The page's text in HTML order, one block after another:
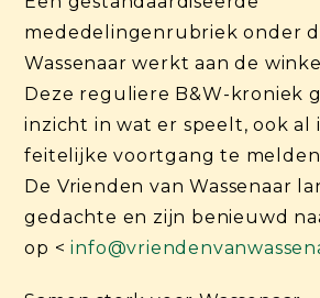
mededelingenrubriek onder
Wassenaar werkt aan de
Deze reguliere B&W-kroniek
inzicht in wat er speelt, ook al
feitelijke voortgang te
De Vrienden van Wassenaar
gedachte en zijn benieuwd
op <